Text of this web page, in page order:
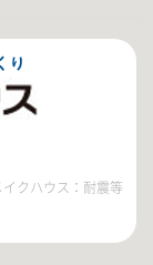
クハウス：耐震等